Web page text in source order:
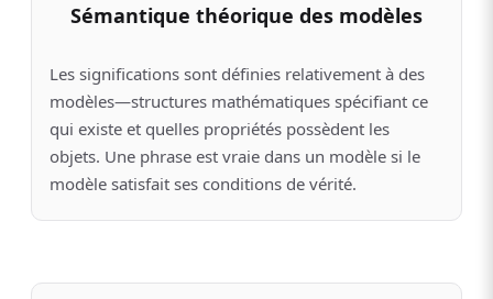
Sémantique théorique des modèles
Les significations sont définies relativement à des
modèles—structures mathématiques spécifiant ce
qui existe et quelles propriétés possèdent les
objets. Une phrase est vraie dans un modèle si le
modèle satisfait ses conditions de vérité.